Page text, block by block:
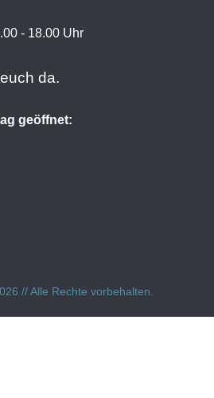
- 18.00 Uhr
da.
geöffnet:
// Alle Rechte vorbehalten.